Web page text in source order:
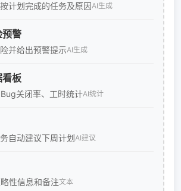
计划完成的任务及原因AI生成
警
并给出预警提示AI生成
板
关闭率、工时统计AI统计
自动建议下周计划AI建议
性信息和备注文本